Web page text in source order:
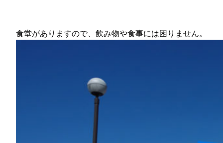
食堂がありますので、飲み物や食事には困りません。